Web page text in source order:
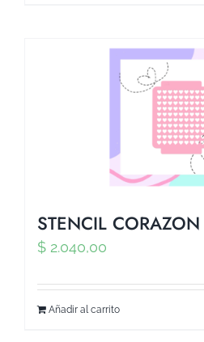
STENCIL
$ 2.040,00
Añadir al carrito